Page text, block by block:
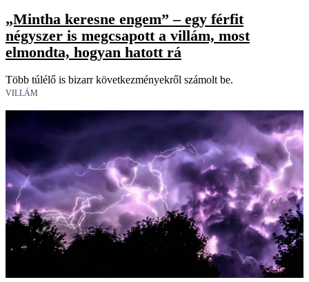
„Mintha keresne engem” – egy férfit
négyszer is megcsapott a villám, most
elmondta, hogyan hatott rá
Több túlélő is bizarr következményekről számolt be.
VILLÁM